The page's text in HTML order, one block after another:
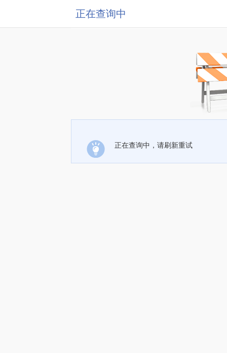
正在查询中
正在查询中，请刷新重试